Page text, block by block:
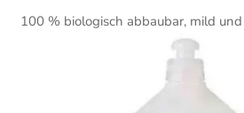
100 % biologisch abbaubar, mild